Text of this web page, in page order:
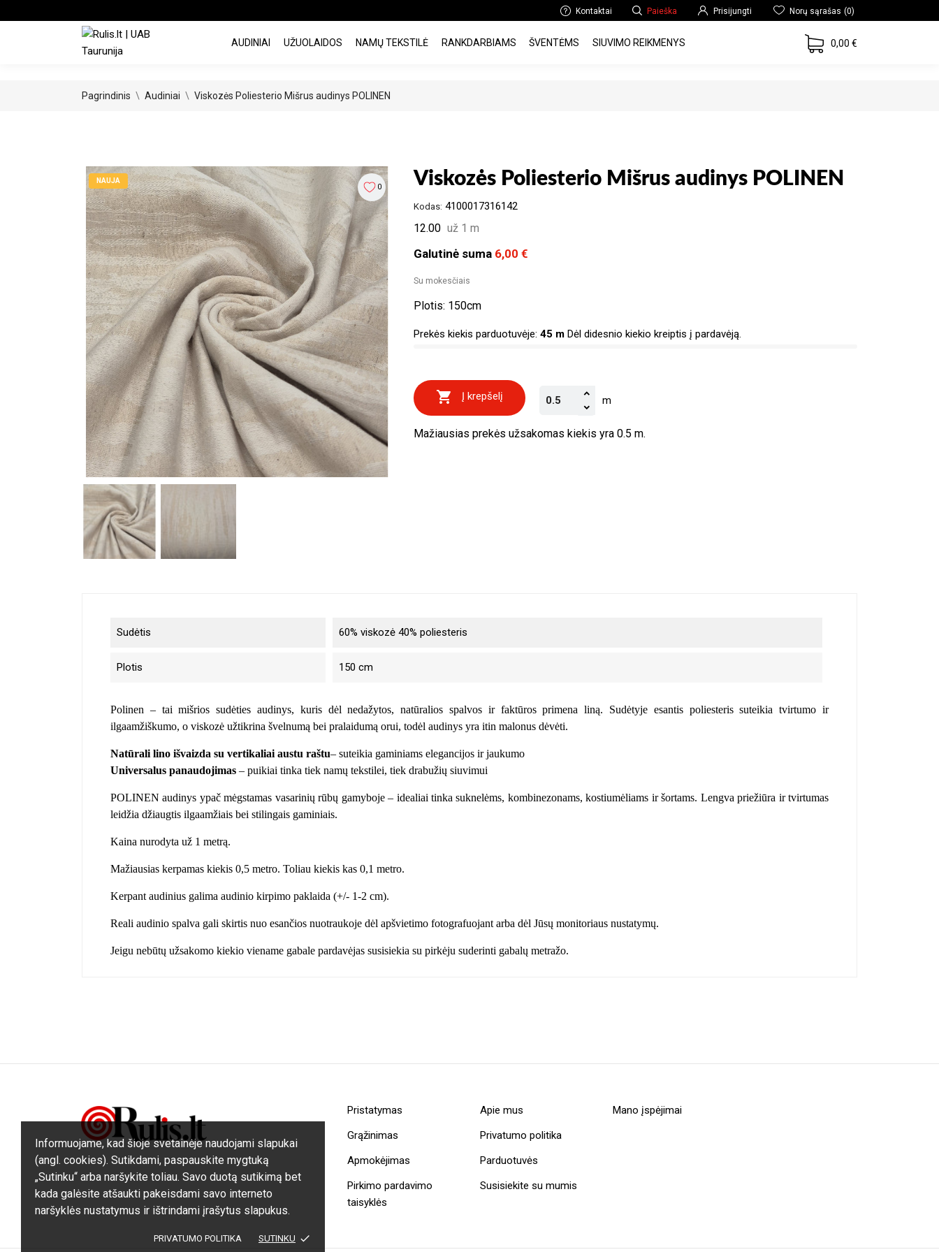
Informuojame, kad šioje svetainėje naudojami slapukai
(angl. cookies). Sutikdami, paspauskite mygtuką
„Sutinku“ arba naršykite toliau. Savo duotą sutikimą bet
kada galėsite atšaukti pakeisdami savo interneto
naršyklės nustatymus ir ištrindami įrašytus slapukus.
PRIVATUMO POLITIKA SUTINKU done
Kontaktai Paieška Prisijungti Norų sąrašas (0)
AUDINIAI UŽUOLAIDOS NAMŲ TEKSTILĖ RANKDARBIAMS ŠVENTĖMS SIUVIMO REIKMENYS 0,00 €
Pagrindinis Audiniai Viskozės Poliesterio Mišrus audinys POLINEN
0
NAUJA Viskozės Poliesterio Mišrus audinys POLINEN
Kodas: 4100017316142
12.00 už 1 m
Galutinė suma 6,00 €
Su mokesčiais
Plotis: 150cm
Prekės kiekis parduotuvėje: 45 m Dėl didesnio kiekio kreiptis į pardavėją.
m
 Į krepšelį
Mažiausias prekės užsakomas kiekis yra 0.5 m.
Sudėtis 60% viskozė 40% poliesteris
Plotis 150 cm
Polinen – tai mišrios sudėties audinys, kuris dėl nedažytos, natūralios spalvos ir faktūros primena liną. Sudėtyje esantis poliesteris suteikia tvirtumo ir
ilgaamžiškumo, o viskozė užtikrina švelnumą bei pralaidumą orui, todėl audinys yra itin malonus dėvėti.
Natūrali lino išvaizda su vertikaliai austu raštu– suteikia gaminiams elegancijos ir jaukumo
Universalus panaudojimas – puikiai tinka tiek namų tekstilei, tiek drabužių siuvimui
POLINEN audinys ypač mėgstamas vasarinių rūbų gamyboje – idealiai tinka suknelėms, kombinezonams, kostiumėliams ir šortams. Lengva priežiūra ir tvirtumas
leidžia džiaugtis ilgaamžiais bei stilingais gaminiais.
Kaina nurodyta už 1 metrą.
Mažiausias kerpamas kiekis 0,5 metro. Toliau kiekis kas 0,1 metro.
Kerpant audinius galima audinio kirpimo paklaida (+/- 1-2 cm).
Reali audinio spalva gali skirtis nuo esančios nuotraukoje dėl apšvietimo fotografuojant arba dėl Jūsų monitoriaus nustatymų.
Jeigu nebūtų užsakomo kiekio viename gabale pardavėjas susisiekia su pirkėju suderinti gabalų metražo.
Pristatymas
Grąžinimas
Apmokėjimas
Pirkimo pardavimo
taisyklės
Apie mus
Privatumo politika
Parduotuvės
Susisiekite su mumis
Mano įspėjimai